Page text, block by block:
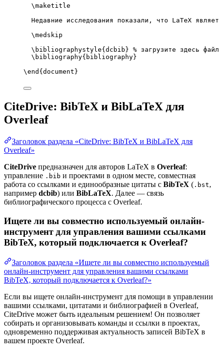
\maketitle
Недавние исследования показали, что LaTeX
\medskip
\bibliographystyle{dcbib} % загрузите здесь
\bibliography{bibliography}
\end { document }
CiteDrive: BibTeX и BibLaTeX для
Overleaf
Заголовок раздела «CiteDrive: BibTeX и BibLaTeX для
Overleaf»
CiteDrive предназначен для авторов LaTeX в Overleaf:
управление .bib и проектами в одном месте, совместная
работа со ссылками и единообразные цитаты с BibTeX ( .bst,
например dcbib) или BibLaTeX. Далее — связь
библиографического процесса с Overleaf.
Ищете ли вы совместно используемый онлайн-
инструмент для управления вашими ссылками
BibTeX, который подключается к Overleaf?
Заголовок раздела «Ищете ли вы совместно используемый
онлайн-инструмент для управления вашими ссылками
BibTeX, который подключается к Overleaf?»
Если вы ищете онлайн-инструмент для помощи в управлении
вашими ссылками, цитатами и библиографией в Overleaf,
CiteDrive может быть идеальным решением! Он позволяет
собирать и организовывать команды и ссылки в проектах,
одновременно поддерживая актуальность записей BibTeX в
вашем проекте Overleaf.